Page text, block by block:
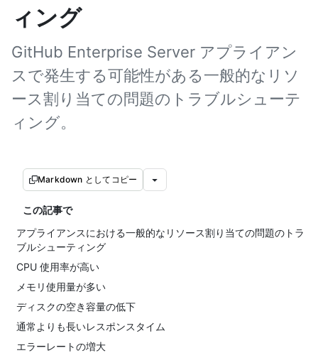
ィング
GitHub Enterprise Server アプライアン
スで発生する可能性がある一般的なリソ
ース割り当ての問題のトラブルシューテ
ィング。
Markdown としてコピー
この記事で
アプライアンスにおける一般的なリソース割り当ての問題のトラ
ブルシューティング
CPU 使用率が高い
メモリ使用量が多い
ディスクの空き容量の低下
通常よりも長いレスポンスタイム
エラーレートの増大